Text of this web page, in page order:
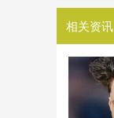
相关资讯